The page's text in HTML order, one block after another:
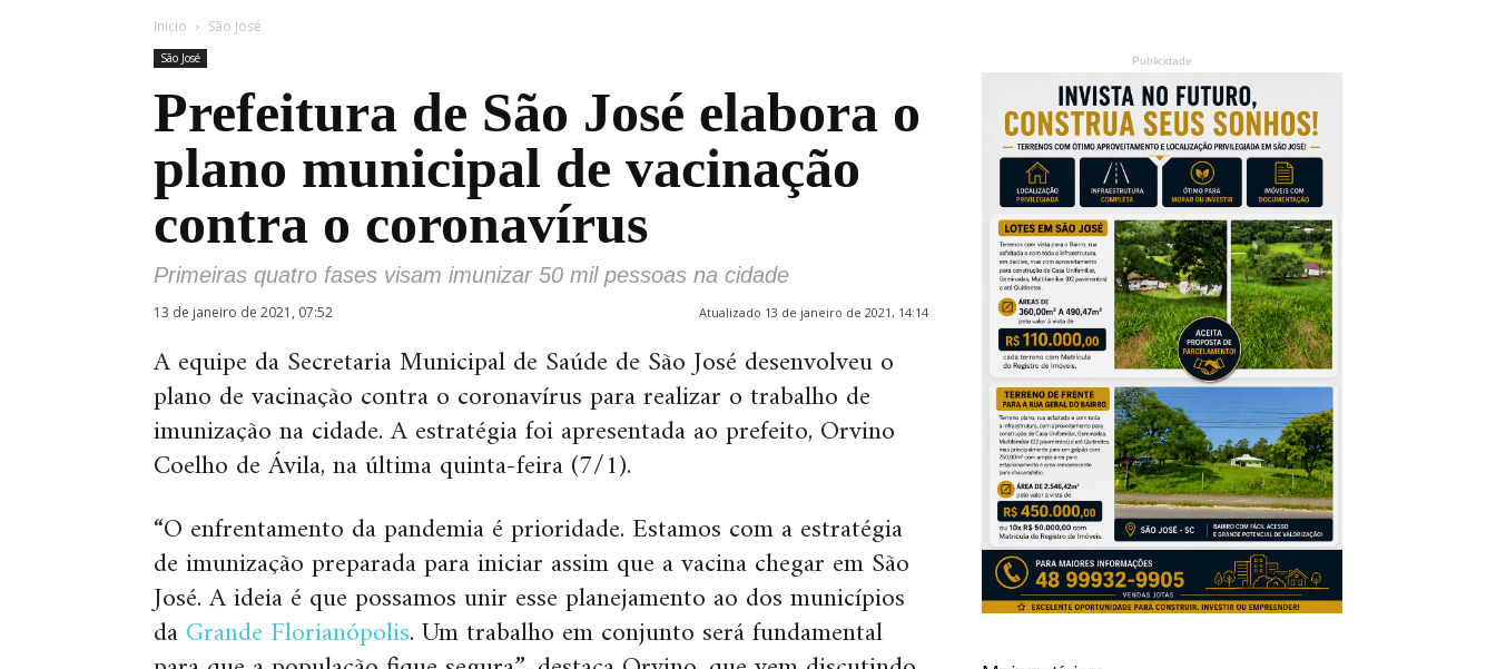
Inicio São José
São José
Prefeitura de São José elabora o
plano municipal de vacinação
contra o coronavírus
Primeiras quatro fases visam imunizar 50 mil pessoas na cidade
13 de janeiro de 2021, 07:52 Atualizado 13 de janeiro de 2021, 14:14
A equipe da Secretaria Municipal de Saúde de São José desenvolveu o
plano de vacinação contra o coronavírus para realizar o trabalho de
imunização na cidade. A estratégia foi apresentada ao prefeito, Orvino
Coelho de Ávila, na última quinta-feira (7/1).
“O enfrentamento da pandemia é prioridade. Estamos com a estratégia
de imunização preparada para iniciar assim que a vacina chegar em São
José. A ideia é que possamos unir esse planejamento ao dos municípios
daGrande Florianópolis. Um trabalho em conjunto será fundamental
Publicidade